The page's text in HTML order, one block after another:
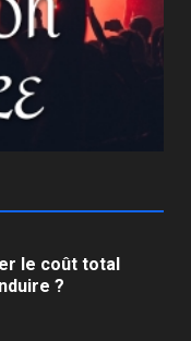
le coût total
?